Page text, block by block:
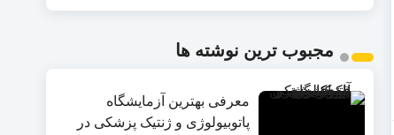
مجبوب ترین نوشته ها
معرفی بهترین آزمایشگاه
پاتوبیولوژی و ژنتیک پزشکی در